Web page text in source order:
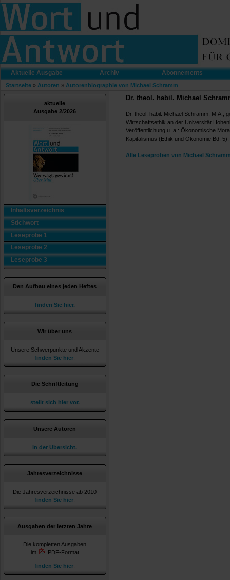
Aktuelle Ausgabe Archiv Abonnements
Startseite » Autoren » Autorenbiographie von Michael Schramm
aktuelle
Ausgabe 2/2026
Inhaltsverzeichnis
Stichwort
Leseprobe 1
Leseprobe 2
Leseprobe 3
Den Aufbau eines jeden Heftes
finden Sie hier.
Wir über uns
Unsere Schwerpunkte und Akzente
finden Sie hier
Die Schriftleitung
stellt sich hier vor.
Unsere Autoren
in der Übersicht.
Jahresverzeichnisse
Die Jahresverzeichnisse ab 2010
finden Sie hier
Ausgaben der letzten Jahre
Die kompletten Ausgaben
im
PDF-Format
finden Sie hier
Dr. theol. habil. Michael
Dr. theol. habil. Michael Schramm, M.A.,
Wirtschaftsethik an der Universität
Veröffentlichung u. a.: Ökonomische
Kapitalismus (Ethik und Ökonomie Bd.
Alle Leseproben von Michael